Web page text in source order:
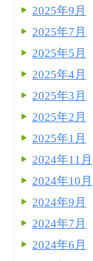
2025年9月
2025年7月
2025年5月
2025年4月
2025年3月
2025年2月
2025年1月
2024年11月
2024年10月
2024年9月
2024年7月
2024年6月